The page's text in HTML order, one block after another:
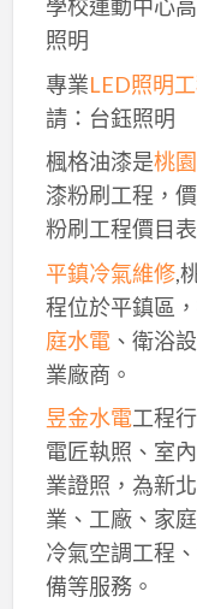
學校運動中心
照明
專業LED照明
請：台鈺照明
楓格油漆是桃
漆粉刷工程，
粉刷工程價目
平鎮冷氣維修,
程位於平鎮區
庭水電、衛浴
業廠商。
昱金水電工程
電匠執照、室
業證照，為新
業、工廠、家
冷氣空調工程
備等服務。